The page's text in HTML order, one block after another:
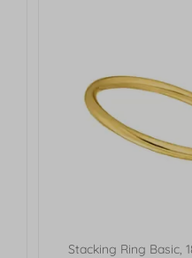
Stacking Ring Basic,